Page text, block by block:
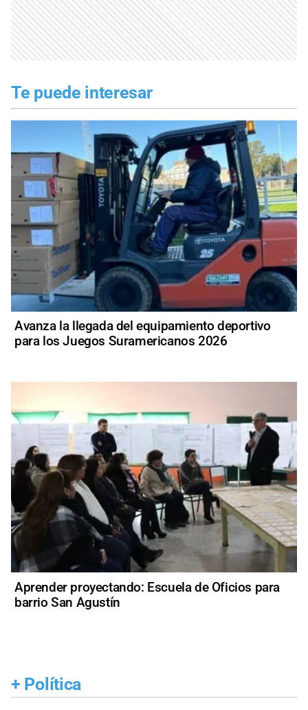
Te puede interesar
Avanza la llegada del equipamiento deportivo
para los Juegos Suramericanos 2026
Aprender proyectando: Escuela de Oficios para
barrio San Agustín
+ Política